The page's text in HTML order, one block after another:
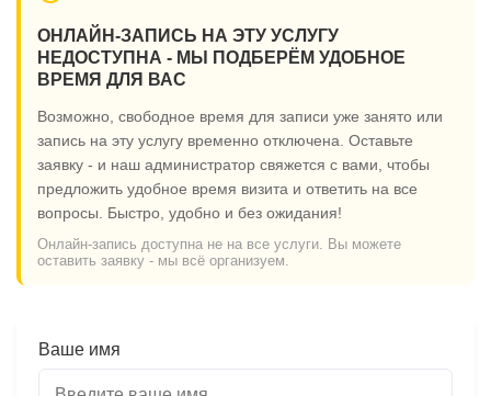
ОНЛАЙН-ЗАПИСЬ НА ЭТУ УСЛУГУ
НЕДОСТУПНА - МЫ ПОДБЕРЁМ УДОБНОЕ
ВРЕМЯ ДЛЯ ВАС
Возможно, свободное время для записи уже занято или
запись на эту услугу временно отключена. Оставьте
заявку - и наш администратор свяжется с вами, чтобы
предложить удобное время визита и ответить на все
вопросы. Быстро, удобно и без ожидания!
Онлайн-запись доступна не на все услуги. Вы можете
оставить заявку - мы всё организуем.
Ваше имя